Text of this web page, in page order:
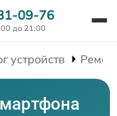
09-76
до 21:00
устройств